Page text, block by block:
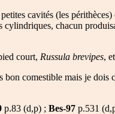
cavités (les
cylindriques, chacun
court, Russula brevipes,
comestible mais je dois
p.83 (d,p) ; Bes-97 p.531